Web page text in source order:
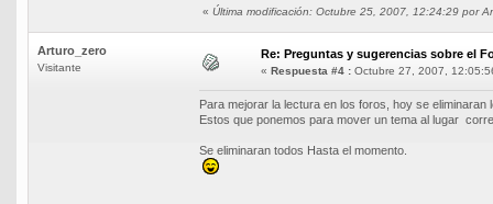
« Última modificación: Octubre 25, 2007, 12:24:29 por
Arturo_zero
Visitante
Re: Preguntas y sugerencias sobre el
« Respuesta #4 : Octubre 27, 2007,
Para mejorar la lectura en los foros, hoy se
Estos que ponemos para mover un tema al lugar
Se eliminaran todos Hasta el momento.